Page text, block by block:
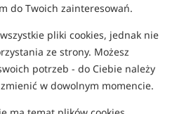
do Twoich zainteresowań.
pliki cookies, jednak nie
ze strony. Możesz
potrzeb - do Ciebie należy
w dowolnym momencie.